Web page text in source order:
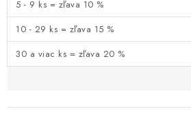
5 - 9 ks = zľava 10 %
10 - 29 ks = zľava 15 %
30 a viac ks = zľava 20 %